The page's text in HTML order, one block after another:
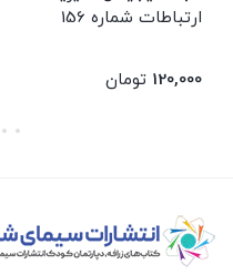
ارتباطات شماره 156
120,000 تومان